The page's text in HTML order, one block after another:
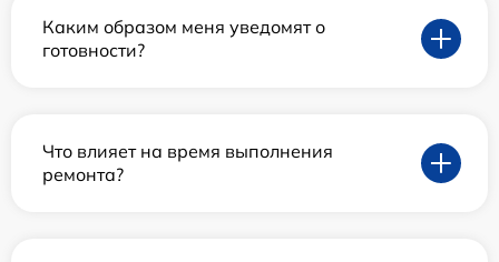
Каким образом меня уведомят о
готовности?
Что влияет на время выполнения
ремонта?